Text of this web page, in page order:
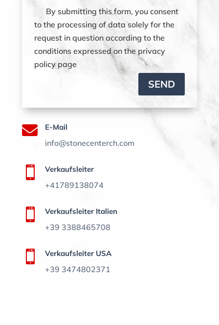
By submitting this form, you consent
to the processing of data solely for the
request in question according to the
conditions expressed on the privacy
policy page
SEND
 E-Mail
info@stonecenterch.com
 Verkaufsleiter
+41789138074
 Verkaufsleiter Italien
+39 3388465708
 Verkaufsleiter USA
+39 3474802371